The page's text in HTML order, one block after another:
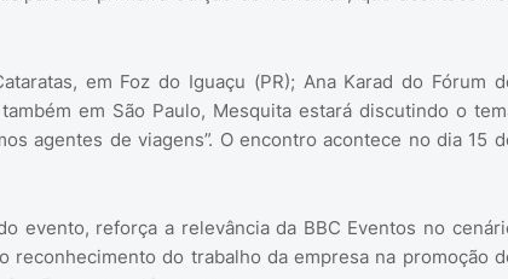
em Foz do Iguaçu (PR); Ana Karad do Fórum
em São Paulo, Mesquita estará discutindo o
agentes de viagens”. O encontro acontece no dia 15
evento, reforça a relevância da BBC Eventos no
do trabalho da empresa na promoção